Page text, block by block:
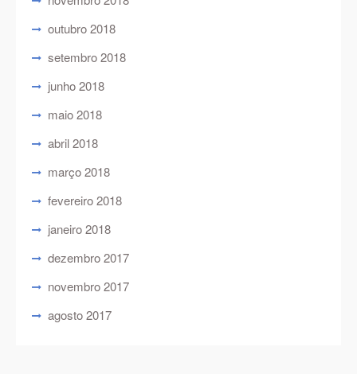
outubro 2018
setembro 2018
junho 2018
maio 2018
abril 2018
março 2018
fevereiro 2018
janeiro 2018
dezembro 2017
novembro 2017
agosto 2017